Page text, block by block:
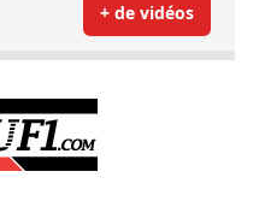
+ de vidéos